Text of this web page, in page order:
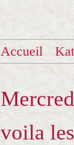
Accueil
voila